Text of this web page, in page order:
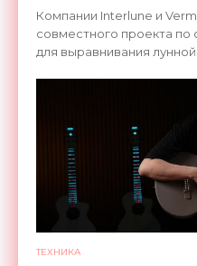
Компании Interlune и
совместного проекта
для выравнивания
ТЕХНИКА